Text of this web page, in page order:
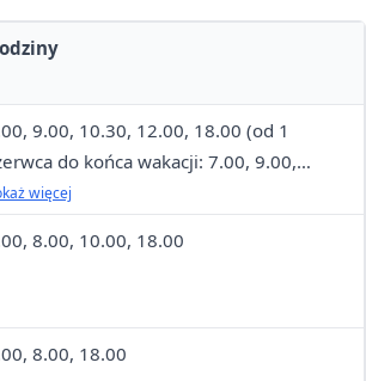
9.00, 10.30, 12.00, 18.00 (od 1
do końca wakacji: 7.00, 9.00,
12.00, 20.00)
więcej
8.00, 10.00, 18.00
8.00, 18.00